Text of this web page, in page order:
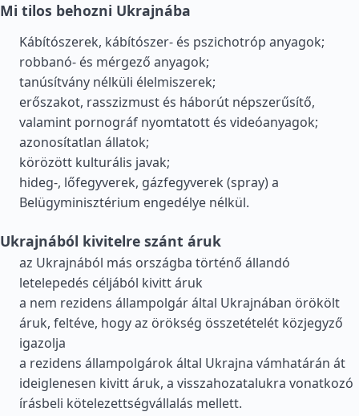
Mi tilos behozni Ukrajnába
Kábítószerek, kábítószer- és pszichotróp anyagok;
robbanó- és mérgező anyagok;
tanúsítvány nélküli élelmiszerek;
erőszakot, rasszizmust és háborút népszerűsítő,
valamint pornográf nyomtatott és videóanyagok;
azonosítatlan állatok;
körözött kulturális javak;
hideg-, lőfegyverek, gázfegyverek (spray) a
Belügyminisztérium engedélye nélkül.
Ukrajnából kivitelre szánt áruk
az Ukrajnából más országba történő állandó
letelepedés céljából kivitt áruk
a nem rezidens állampolgár által Ukrajnában örökölt
áruk, feltéve, hogy az örökség összetételét közjegyző
igazolja
a rezidens állampolgárok által Ukrajna vámhatárán át
ideiglenesen kivitt áruk, a visszahozatalukra vonatkozó
írásbeli kötelezettségvállalás mellett.